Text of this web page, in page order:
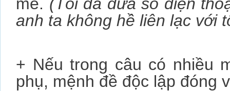
anh ta không hề liên lạc với
+ Nếu trong câu có nhiều
phụ, mệnh đề độc lập đóng